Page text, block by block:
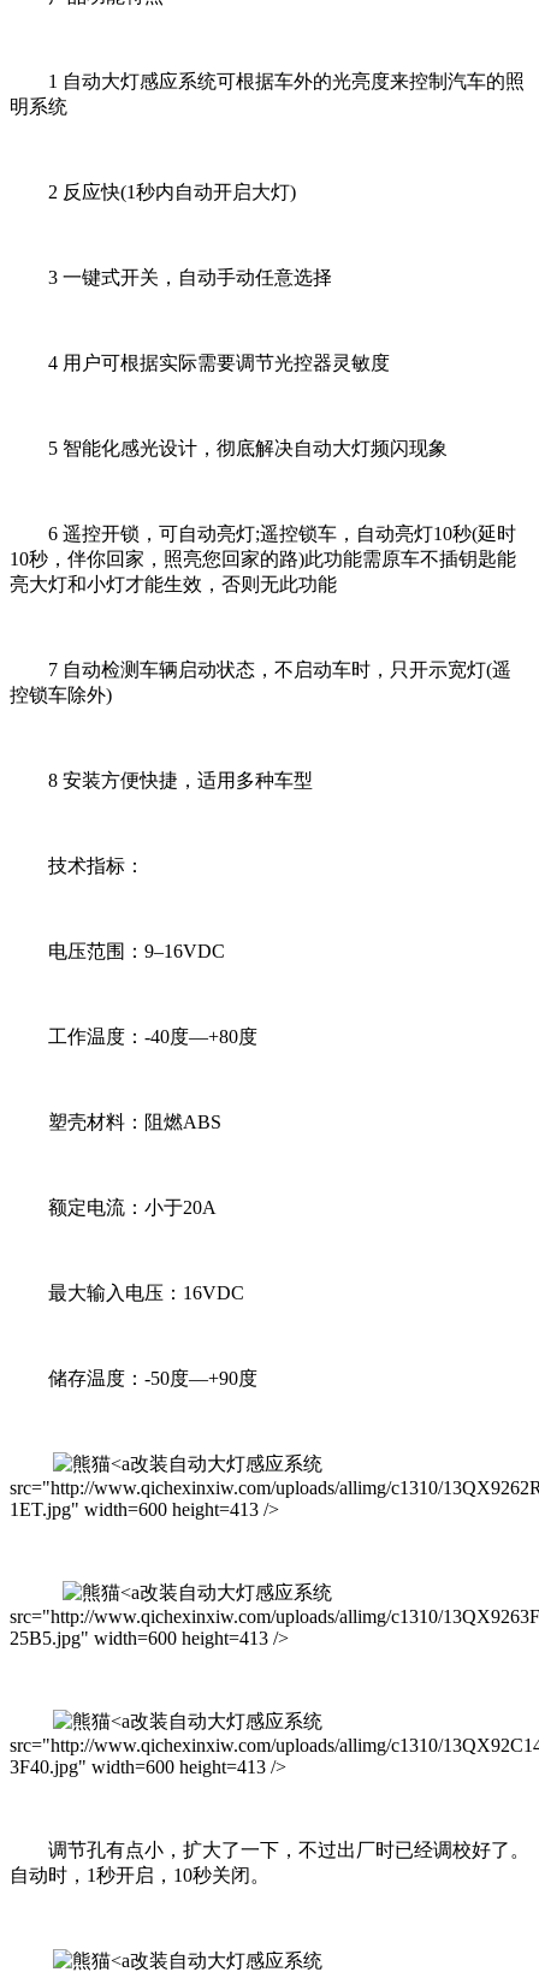
1 自动大灯感应系统可根据车外的光亮度来控制汽车的照
明系统
2 反应快(1秒内自动开启大灯)
3 一键式开关，自动手动任意选择
4 用户可根据实际需要调节光控器灵敏度
5 智能化感光设计，彻底解决自动大灯频闪现象
6 遥控开锁，可自动亮灯;遥控锁车，自动亮灯10秒(延时
10秒，伴你回家，照亮您回家的路)此功能需原车不插钥匙能
亮大灯和小灯才能生效，否则无此功能
7 自动检测车辆启动状态，不启动车时，只开示宽灯(遥
控锁车除外)
8 安装方便快捷，适用多种车型
技术指标：
电压范围：9–16VDC
工作温度：-40度—+80度
塑壳材料：阻燃ABS
额定电流：小于20A
最大输入电压：16VDC
储存温度：-50度—+90度
改装自动大灯感应系统
src="http://www.qichexinxiw.com/uploads/allimg/c1310/
1ET.jpg" width=600 height=413 />
改装自动大灯感应系统
src="http://www.qichexinxiw.com/uploads/allimg/c1310/
25B5.jpg" width=600 height=413 />
改装自动大灯感应系统
src="http://www.qichexinxiw.com/uploads/allimg/c1310/
3F40.jpg" width=600 height=413 />
调节孔有点小，扩大了一下，不过出厂时已经调校好了。
自动时，1秒开启，10秒关闭。
改装自动大灯感应系统